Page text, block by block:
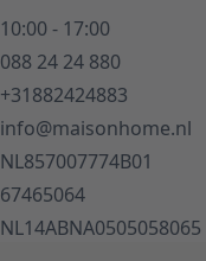
10:00 - 17:00
088 24 24 880
+31882424883
info@maisonhome.nl
NL857007774B01
67465064
NL14ABNA0505058065